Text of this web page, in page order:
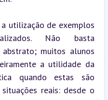
utilização de exemplos
Não basta
muitos alunos
a utilidade da
quando estas são
reais: desde o